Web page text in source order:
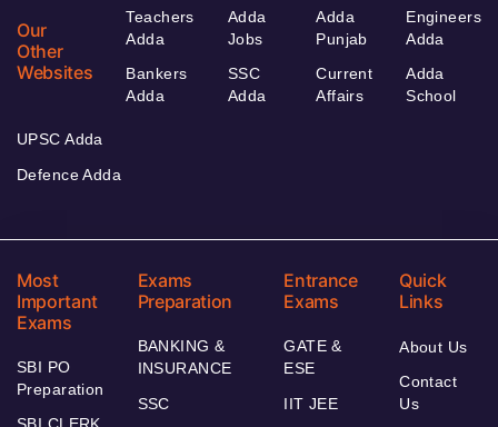
Our
Other
Websites
Teachers
Adda
Bankers
Adda
Adda
Jobs
SSC
Adda
Adda
Punjab
Current
Affairs
Engineers
Adda
Adda
School
UPSC Adda
Defence Adda
Most
Important
Exams
SBI PO
Preparation
SBI CLERK
Exams
Preparation
BANKING &
INSURANCE
SSC
Entrance
Exams
GATE &
ESE
IIT JEE
Quick
Links
About Us
Contact
Us